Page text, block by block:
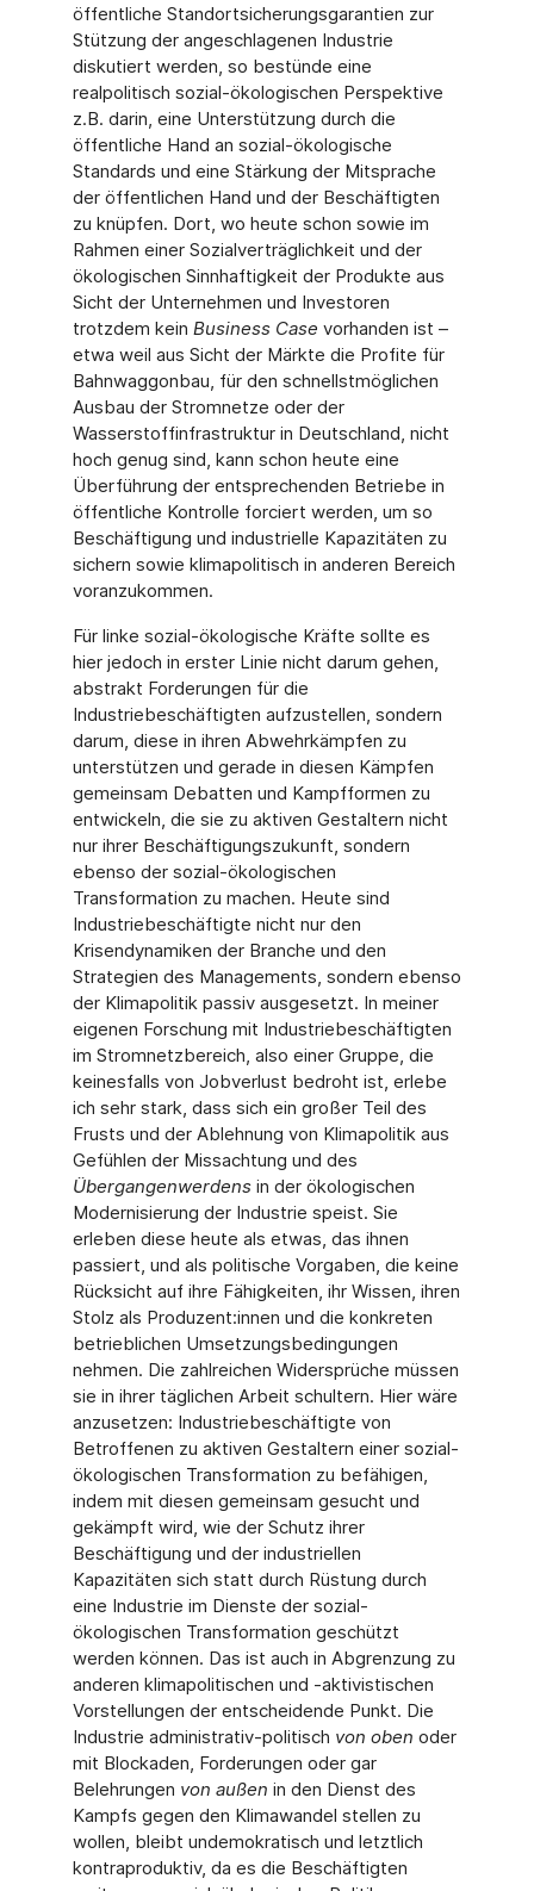
öffentliche Standortsicherungsgarantien zur
Stützung der angeschlagenen Industrie
diskutiert werden, so bestünde eine
realpolitisch sozial-ökologischen Perspektive
z.B. darin, eine Unterstützung durch die
öffentliche Hand an sozial-ökologische
Standards und eine Stärkung der Mitsprache
der öffentlichen Hand und der Beschäftigten
zu knüpfen. Dort, wo heute schon sowie im
Rahmen einer Sozialverträglichkeit und der
ökologischen Sinnhaftigkeit der Produkte aus
Sicht der Unternehmen und Investoren
trotzdem kein Business Case vorhanden ist –
etwa weil aus Sicht der Märkte die Profite für
Bahnwaggonbau, für den schnellstmöglichen
Ausbau der Stromnetze oder der
Wasserstoffinfrastruktur in Deutschland, nicht
hoch genug sind, kann schon heute eine
Überführung der entsprechenden Betriebe in
öffentliche Kontrolle forciert werden, um so
Beschäftigung und industrielle Kapazitäten zu
sichern sowie klimapolitisch in anderen Bereich
voranzukommen.
Für linke sozial-ökologische Kräfte sollte es
hier jedoch in erster Linie nicht darum gehen,
abstrakt Forderungen für die
Industriebeschäftigten aufzustellen, sondern
darum, diese in ihren Abwehrkämpfen zu
unterstützen und gerade in diesen Kämpfen
gemeinsam Debatten und Kampfformen zu
entwickeln, die sie zu aktiven Gestaltern nicht
nur ihrer Beschäftigungszukunft, sondern
ebenso der sozial-ökologischen
Transformation zu machen. Heute sind
Industriebeschäftigte nicht nur den
Krisendynamiken der Branche und den
Strategien des Managements, sondern ebenso
der Klimapolitik passiv ausgesetzt. In meiner
eigenen Forschung mit Industriebeschäftigten
im Stromnetzbereich, also einer Gruppe, die
keinesfalls von Jobverlust bedroht ist, erlebe
ich sehr stark, dass sich ein großer Teil des
Frusts und der Ablehnung von Klimapolitik aus
Gefühlen der Missachtung und des
Übergangenwerdens in der ökologischen
Modernisierung der Industrie speist. Sie
erleben diese heute als etwas, das ihnen
passiert, und als politische Vorgaben, die keine
Rücksicht auf ihre Fähigkeiten, ihr Wissen, ihren
Stolz als Produzent:innen und die konkreten
betrieblichen Umsetzungsbedingungen
nehmen. Die zahlreichen Widersprüche müssen
sie in ihrer täglichen Arbeit schultern. Hier wäre
anzusetzen: Industriebeschäftigte von
Betroffenen zu aktiven Gestaltern einer sozial-
ökologischen Transformation zu befähigen,
indem mit diesen gemeinsam gesucht und
gekämpft wird, wie der Schutz ihrer
Beschäftigung und der industriellen
Kapazitäten sich statt durch Rüstung durch
eine Industrie im Dienste der sozial-
ökologischen Transformation geschützt
werden können. Das ist auch in Abgrenzung zu
anderen klimapolitischen und -aktivistischen
Vorstellungen der entscheidende Punkt. Die
Industrie administrativ-politisch von oben oder
mit Blockaden, Forderungen oder gar
Belehrungen von außen in den Dienst des
Kampfs gegen den Klimawandel stellen zu
wollen, bleibt undemokratisch und letztlich
kontraproduktiv, da es die Beschäftigten